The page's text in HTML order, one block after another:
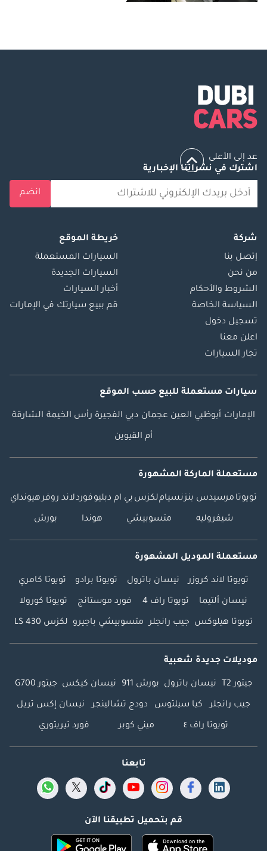
عد إلى الأعلى
اشترك في نشراتنا الإخبارية
انضم
شركة
إتصل بنا
من نحن
الشروط والأحكام
السياسة الخاصة
تسجيل دخول
اعلن معنا
تجار السيارات
خريطة الموقع
السيارات المستعملة
السيارات الجديدة
أخبار السيارات
قم ببيع سيارتك في الإمارات
سيارات مستعملة للبيع حسب الموقع
الإمارات أبوظبي العين عجمان دبي الفجيرة رأس الخيمة الشارقة
أم القيوين
مستعملة الماركة المشهورة
تويوتا مرسيدس بنزنسياملكزس بي ام دبليوفوردلاند روفرهيونداي
شيفروليه متسوبيشي هوندا بورش
مستعملة الموديل المشهورة
تويوتا لاند كروزر نيسان باترول تويوتا برادو تويوتا كامري
نيسان ألتيما تويوتا راف 4 فورد موستانج تويوتا كورولا
تويوتا هيلوكس جيب رانجلر متسوبيشي باجيرو لكزس LS 430
موديلات جديدة شعبية
جيتور T2 نيسان باترول بورش 911 نيسان كيكس جيتور G700
جيب رانجلر كيا سيلتوس دودج تشالينجر نيسان إكس تريل
تويوتا راف ٤ ميني كوبر فورد تيريتوري
تابعنا
قم بتحميل تطبيقنا الآن